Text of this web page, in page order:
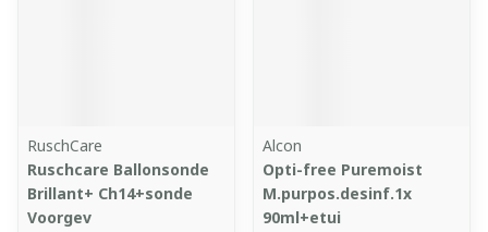
RuschCare
Ruschcare Ballonsonde
Brillant+ Ch14+sonde
Voorgev
Alcon
Opti-free Puremoist
M.purpos.desinf.1x
90ml+etui